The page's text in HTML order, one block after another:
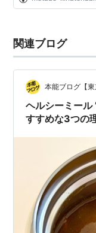
関連ブログ
本能ブログ【東
ヘルシーミール
すすめな3つの